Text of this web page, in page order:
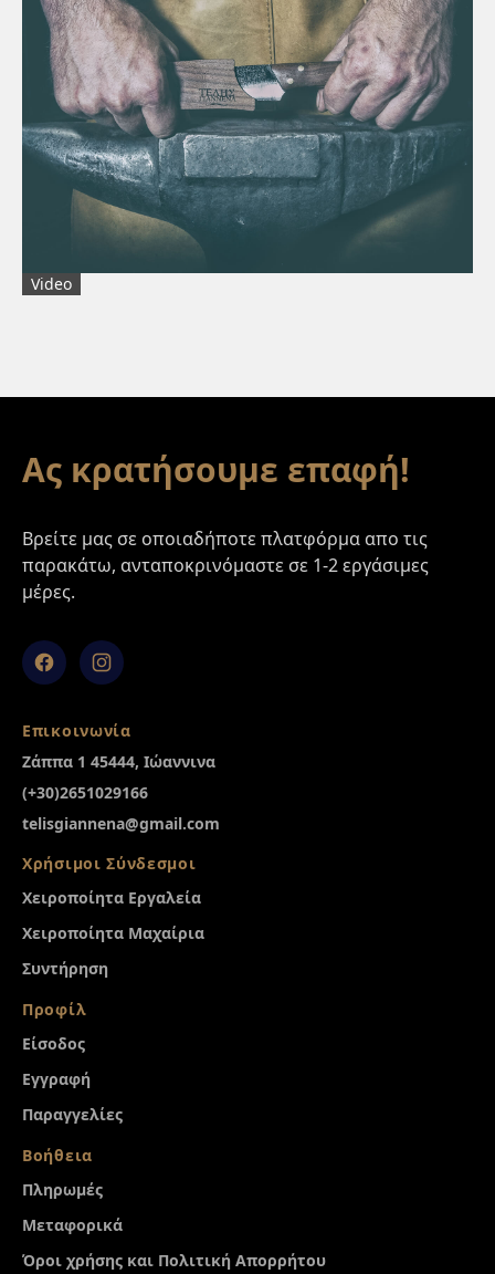
Video
Ας κρατήσουμε επαφή!
Βρείτε μας σε οποιαδήποτε πλατφόρμα απο τις
παρακάτω, ανταποκρινόμαστε σε 1-2 εργάσιμες
μέρες.
FacebookInstagram
Επικοινωνία
Ζάππα 1 45444, Ιώαννινα
(+30)2651029166
telisgiannena@gmail.com
Χρήσιμοι Σύνδεσμοι
Χειροποίητα Εργαλεία
Χειροποίητα Μαχαίρια
Συντήρηση
Προφίλ
Είσοδος
Εγγραφή
Παραγγελίες
Βοήθεια
Πληρωμές
Μεταφορικά
Όροι χρήσης και Πολιτική Απορρήτου